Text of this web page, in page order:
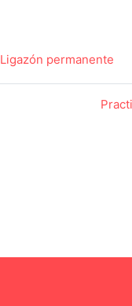
Ligazón permanente